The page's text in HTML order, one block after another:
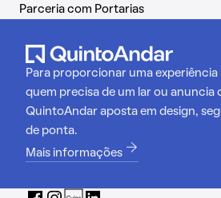
Parceria com Portarias
Para proporcionar uma experiência
quem precisa de um lar ou anuncia
QuintoAndar aposta em design,
de ponta.
Mais informações